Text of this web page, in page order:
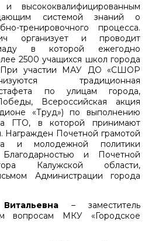
высококвалифицированным
системой знаний о
тренировочного процесса.
организует и проводит
в которой ежегодно
2500 учащихся школ города
При участии МАУ ДО «СШОР
традиционная
по улицам города,
Всероссийская акция
«Труд») по выполнению
ГТО, в которой принимают
Награжден Почетной грамотой
и молодежной политики
и Почетной
Калужской области,
Администрации города
– заместитель
вопросам МКУ «Городское